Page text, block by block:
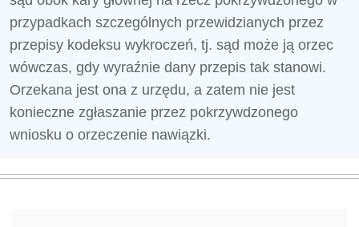
przypadkach szczególnych przewidzianych przez
przepisy kodeksu wykroczeń, tj. sąd może ją orzec
wówczas, gdy wyraźnie dany przepis tak stanowi.
Orzekana jest ona z urzędu, a zatem nie jest
konieczne zgłaszanie przez pokrzywdzonego
wniosku o orzeczenie nawiązki.